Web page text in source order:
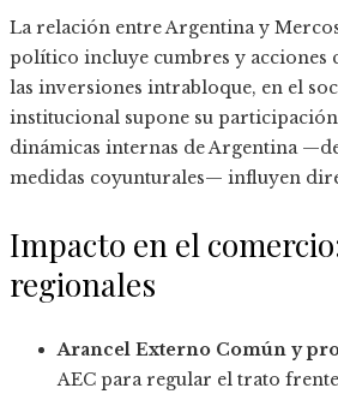
La relación entre Argentina y
político incluye cumbres y acciones
las inversiones intrabloque, en el
institucional supone su participación
dinámicas internas de Argentina
medidas coyunturales— influyen
Impacto en el
regionales
Arancel Externo Común y
AEC para regular el trato